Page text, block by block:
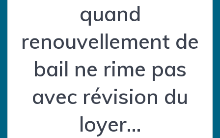
quand
renouvellement de
bail ne rime pas
avec révision du
loyer…